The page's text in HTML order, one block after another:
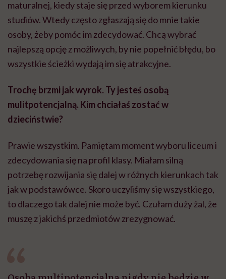
maturalnej, kiedy staje się przed wyborem kierunku
studiów. Wtedy często zgłaszają się do mnie takie
osoby, żeby pomóc im zdecydować. Chcą wybrać
najlepszą opcję z możliwych, by nie popełnić błędu, bo
wszystkie ścieżki wydają im się atrakcyjne.
Trochę brzmi jak wyrok. Ty jesteś osobą
mulitpotencjalną. Kim chciałaś zostać w
dzieciństwie?
Prawie wszystkim. Pamiętam moment wyboru liceum i
zdecydowania się na profil klasy. Miałam silną
potrzebę rozwijania się dalej w różnych kierunkach tak
jak w podstawówce. Skoro uczyliśmy się wszystkiego,
to dlaczego tak dalej nie może być. Czułam duży żal, że
muszę z jakichś przedmiotów zrezygnować.